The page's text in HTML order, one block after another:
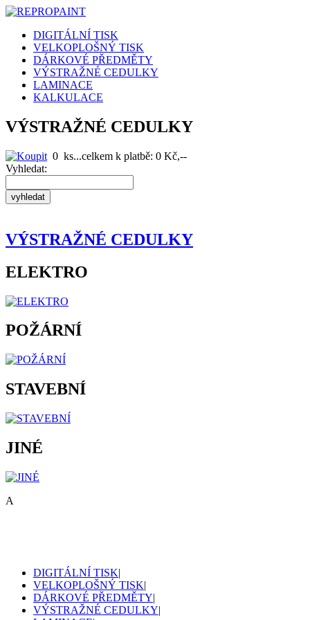
DIGITÁLNÍ TISK
VELKOPLOŠNÝ TISK
DÁRKOVÉ PŘEDMĚTY
VÝSTRAŽNÉ CEDULKY
LAMINACE
KALKULACE
VÝSTRAŽNÉ CEDULKY
0 ks...celkem k platbě: 0 Kč,--
Vyhledat:
VÝSTRAŽNÉ CEDULKY
ELEKTRO
POŽÁRNÍ
STAVEBNÍ
JINÉ
A
DIGITÁLNÍ TISK|
VELKOPLOŠNÝ TISK|
DÁRKOVÉ PŘEDMĚTY|
VÝSTRAŽNÉ CEDULKY|